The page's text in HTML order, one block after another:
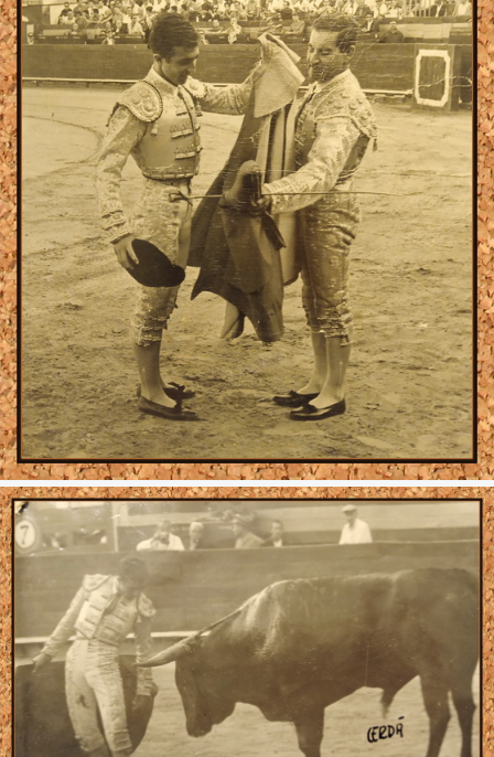
Joomly
Enviar
Su mensaje se ha enviado con exito
© Tauroarte web, 2008 - 2026